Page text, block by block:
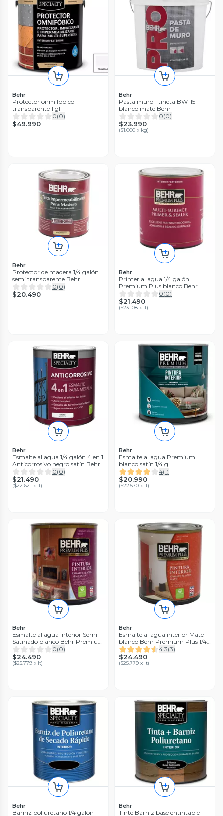
Behr
Protector onmifobico
transparente 1 gl
0(0)
$49.990
Behr
Pasta muro 1 tineta BW-15
blanco mate Behr
0(0)
$23.990
($1.000 x kg)
Behr
Protector de madera 1/4 galón
semi transparente Behr
0(0)
$20.490
Behr
Primer al agua 1/4 galón
Premium Plus blanco Behr
0(0)
$21.490
($23.108 x lt)
Behr
Esmalte al agua 1/4 galón 4 en 1
Anticorrosivo negro satín Behr
0(0)
$21.490
($22.621 x lt)
Behr
Esmalte al agua Premium
blanco satín 1/4 gl
4(1)
$20.990
($22.570 x lt)
Behr
Esmalte al agua interior Semi-
Satinado blanco Behr Premium
Plus 1/4 Galón (litro)
0(0)
$24.490
($25.779 x lt)
Behr
Esmalte al agua interior Mate
blanco Behr Premium Plus 1/4
Galón (litro)
4.3(3)
$24.490
($25.779 x lt)
Behr
Barniz poliuretano 1/4 galón
Behr
Tinte Barniz base entintable